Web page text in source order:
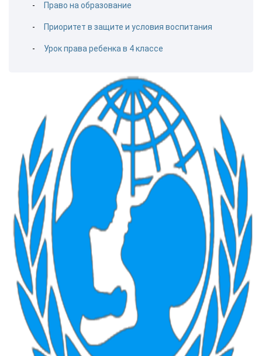
Право на образование
Приоритет в защите и условия воспитания
Урок права ребенка в 4 классе